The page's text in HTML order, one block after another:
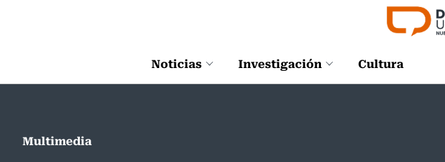
Noticias Investigación Cultura
Multimedia